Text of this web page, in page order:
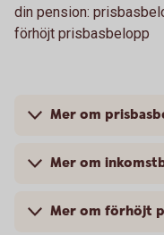
din pension:
förhöjt prisbasbelopp
Mer om
Mer om
Mer om förhöjt